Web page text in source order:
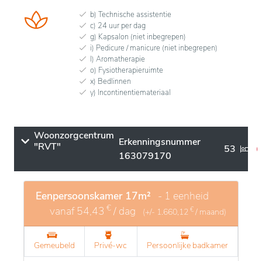
b) Technische assistentie
c) 24 uur per dag
g) Kapsalon (niet inbegrepen)
i) Pedicure / manicure (niet inbegrepen)
l) Aromatherapie
o) Fysiotherapieruimte
x) Bedlinnen
y) Incontinentiemateriaal
Woonzorgcentrum
"RVT"
Erkenningsnummer
163079170
53
Eenpersoonskamer 17m² - 1 eenheid
vanaf 54,43 € / dag (+/- 1.660,12 € / maand)
Gemeubeld Privé-wc Persoonlijke badkamer